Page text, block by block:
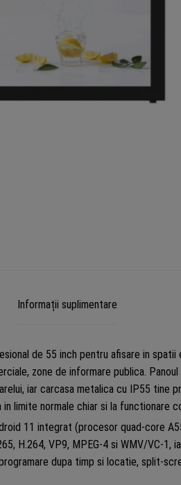
Informații suplimentare
de 55 inch pentru afisare in
zone de informare publica.
iar carcasa metalica cu IP55 tine
limite normale chiar si la functionare
11 integrat (procesor quad-core
H.264, VP9, MPEG-4 si WMV/VC-1,
dupa timp si locatie, split-